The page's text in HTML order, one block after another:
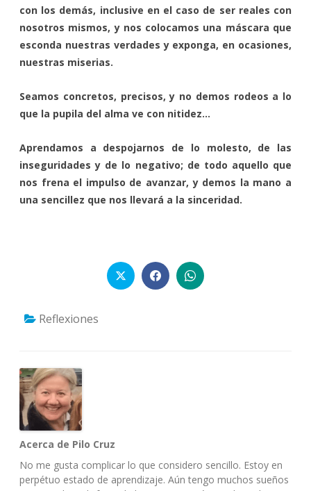
con los demás, inclusive en el caso de ser reales con
nosotros mismos, y nos colocamos una máscara que
esconda nuestras verdades y exponga, en ocasiones,
nuestras miserias.
Seamos concretos, precisos, y no demos rodeos a lo
que la pupila del alma ve con nitidez…
Aprendamos a despojarnos de lo molesto, de las
inseguridades y de lo negativo; de todo aquello que
nos frena el impulso de avanzar, y demos la mano a
una sencillez que nos llevará a la sinceridad.
Reflexiones
Acerca de Pilo Cruz
No me gusta complicar lo que considero sencillo. Estoy en
perpétuo estado de aprendizaje. Aún tengo muchos sueños